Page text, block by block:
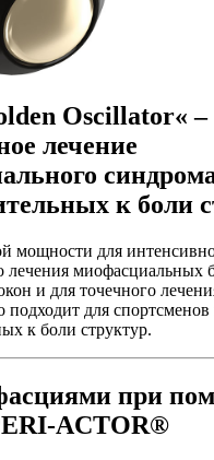
Oscillator« –
лечение
к боли
мощности для
лечения миофасциальных
и для точечного
подходит для
к боли структур.
при
ACTOR®